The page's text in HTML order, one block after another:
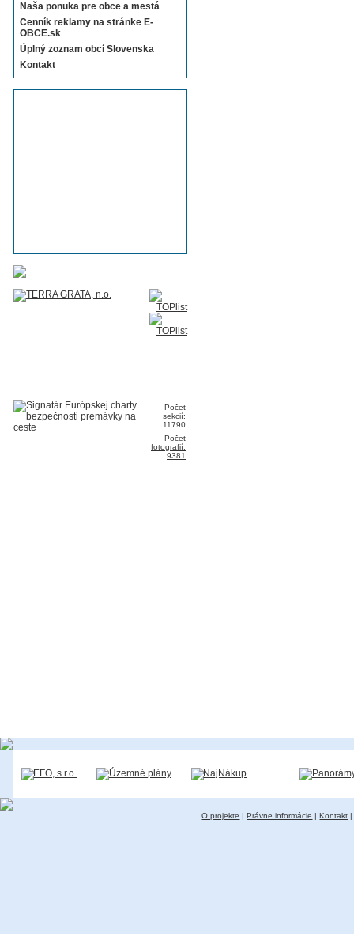
Naša ponuka pre obce a mestá
Cenník reklamy na stránke E-
OBCE.sk
Úplný zoznam obcí Slovenska
Kontakt
Počet
sekcií:
11790
Počet
fotografií:
9381
O projekte |Právne informácie |Kontakt